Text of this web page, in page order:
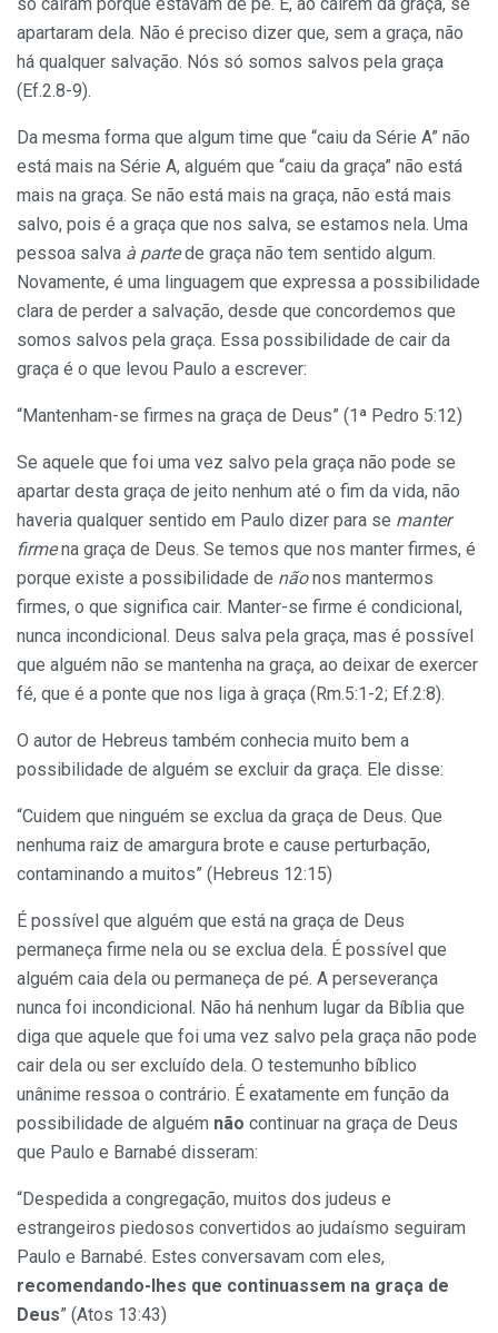
apartaram dela. Não é preciso dizer que, sem a graça, não
há qualquer salvação. Nós só somos salvos pela graça
(Ef.2.8-9).
Da mesma forma que algum time que “caiu da Série A” não
está mais na Série A, alguém que “caiu da graça” não está
mais na graça. Se não está mais na graça, não está mais
salvo, pois é a graça que nos salva, se estamos nela. Uma
pessoa salva à partede graça não tem sentido algum.
Novamente, é uma linguagem que expressa a possibilidade
clara de perder a salvação, desde que concordemos que
somos salvos pela graça. Essa possibilidade de cair da
graça é o que levou Paulo a escrever:
“Mantenham-se firmes na graça de Deus” (1ª Pedro 5:12)
Se aquele que foi uma vez salvo pela graça não pode se
apartar desta graça de jeito nenhum até o fim da vida, não
haveria qualquer sentido em Paulo dizer para se manter
firmena graça de Deus. Se temos que nos manter firmes, é
porque existe a possibilidade de nãonos mantermos
firmes, o que significa cair. Manter-se firme é condicional,
nunca incondicional. Deus salva pela graça, mas é possível
que alguém não se mantenha na graça, ao deixar de exercer
fé, que é a ponte que nos liga à graça (Rm.5:1-2; Ef.2:8).
O autor de Hebreus também conhecia muito bem a
possibilidade de alguém se excluir da graça. Ele disse:
“Cuidem que ninguém se exclua da graça de Deus. Que
nenhuma raiz de amargura brote e cause perturbação,
contaminando a muitos” (Hebreus 12:15)
É possível que alguém que está na graça de Deus
permaneça firme nela ou se exclua dela. É possível que
alguém caia dela ou permaneça de pé. A perseverança
nunca foi incondicional. Não há nenhum lugar da Bíblia que
diga que aquele que foi uma vez salvo pela graça não pode
cair dela ou ser excluído dela. O testemunho bíblico
unânime ressoa o contrário. É exatamente em função da
possibilidade de alguém não continuar na graça de Deus
que Paulo e Barnabé disseram:
“Despedida a congregação, muitos dos judeus e
estrangeiros piedosos convertidos ao judaísmo seguiram
Paulo e Barnabé. Estes conversavam com eles,
recomendando-lhes que continuassem na graça de
Deus” (Atos 13:43)